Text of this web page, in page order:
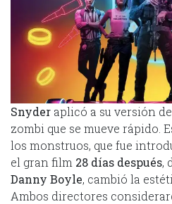
Snyder aplicó a su versión
zombi que se mueve rápido.
los monstruos, que fue
el gran film 28 días después,
Danny Boyle, cambió la
Ambos directores